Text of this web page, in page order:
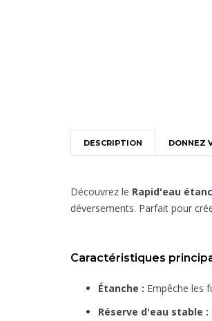
DESCRIPTION
Découvrez le Rapid'eau
déversements. Parfait pour
Caractéristiques
Étanche : Empêche les
Réserve d'eau stable :
DONNEZ